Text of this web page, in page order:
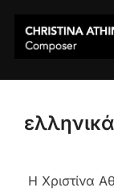
ελληνικά
Η Χριστίνα